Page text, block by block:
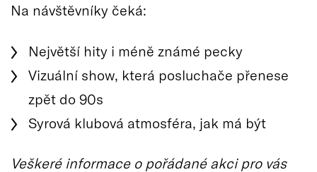
Na návštěvníky čeká:
Největší hity i méně známé pecky
Vizuální show, která posluchače přenese
zpět do 90s
Syrová klubová atmosféra, jak má být
Veškeré informace o pořádané akci pro vás